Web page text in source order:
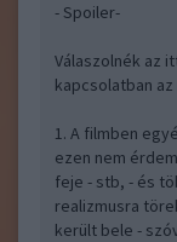
- Spoiler-
Válaszolnék az
kapcsolatban
1. A filmben
ezen nem
feje - stb, - és
realizmusra
került bele -